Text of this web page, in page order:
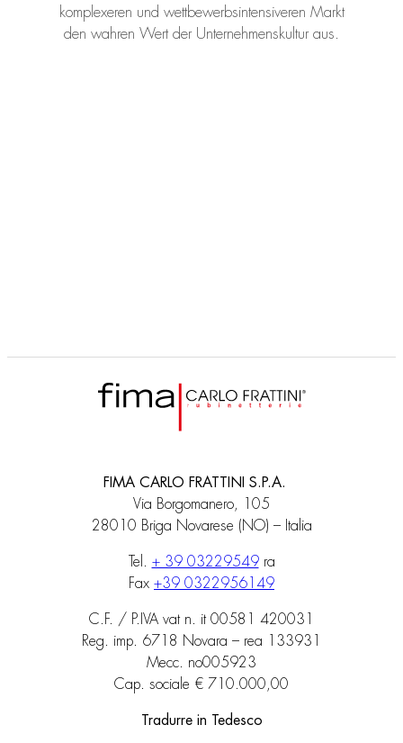
komplexeren und wettbewerbsintensiveren Markt
den wahren Wert der Unternehmenskultur aus.
FIMA CARLO FRATTINI S.P.A.
Via Borgomanero, 105
28010 Briga Novarese (NO) – Italia
Tel. + 39 03229549ra
Fax +39 0322956149
C.F. / P.IVA vat n. it 00581 420031
Reg. imp. 6718 Novara – rea 133931
Mecc. no005923
Cap. sociale € 710.000,00
Tradurre in Tedesco